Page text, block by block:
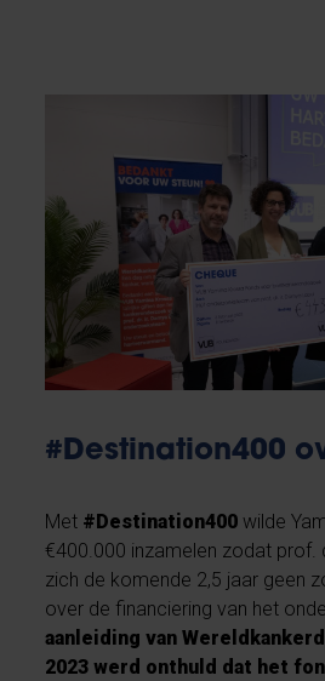
#Destination400
Met #Destination400 wilde
€400.000 inzamelen zodat prof.
zich de komende 2,5 jaar geen
over de financiering van het
aanleiding van
2023 werd onthuld dat het